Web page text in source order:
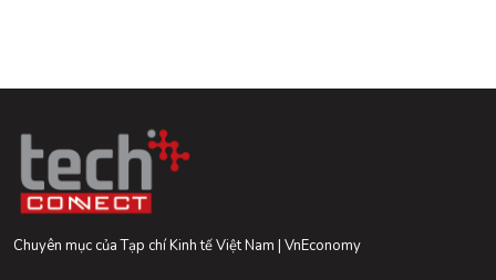
Chuyên mục của Tạp chí Kinh tế Việt Nam | VnEconomy